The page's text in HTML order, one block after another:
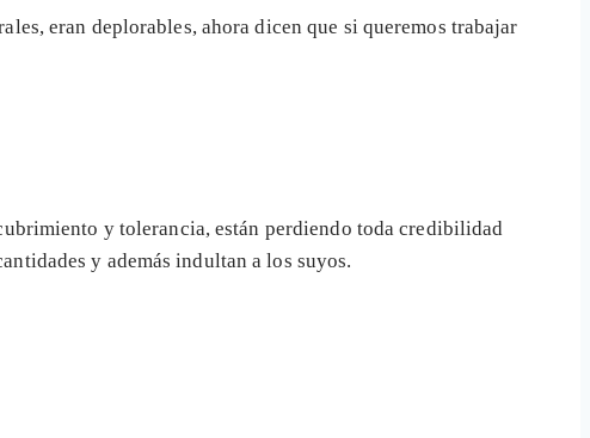
eran deplorables, ahora dicen que si queremos trabajar
y tolerancia, están perdiendo toda credibilidad
y además indultan a los suyos.